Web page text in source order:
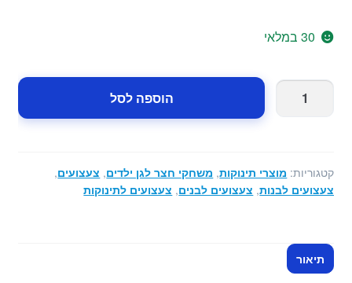
30 במלאי
כמות
כדורים
-
קוטר
6
הוספה לסל
קטגוריות: מוצרי תינוקות, משחקי חצר לגן ילדים, צעצועים,
צעצועים לבנות, צעצועים לבנים, צעצועים לתינוקות
תיאור